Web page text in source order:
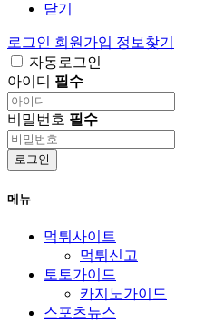
닫기
로그인 회원가입 정보찾기
자동로그인
아이디 필수
비밀번호 필수
로그인
메뉴
먹튀사이트
먹튀신고
토토가이드
카지노가이드
스포츠뉴스